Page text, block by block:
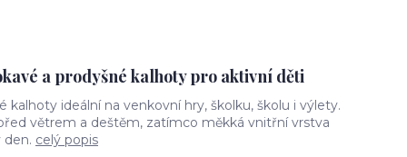
a prodyšné kalhoty pro aktivní děti
kalhoty ideální na venkovní hry, školku, školu i výlety.
větrem a deštěm, zatímco měkká vnitřní vrstva
den. celý popis